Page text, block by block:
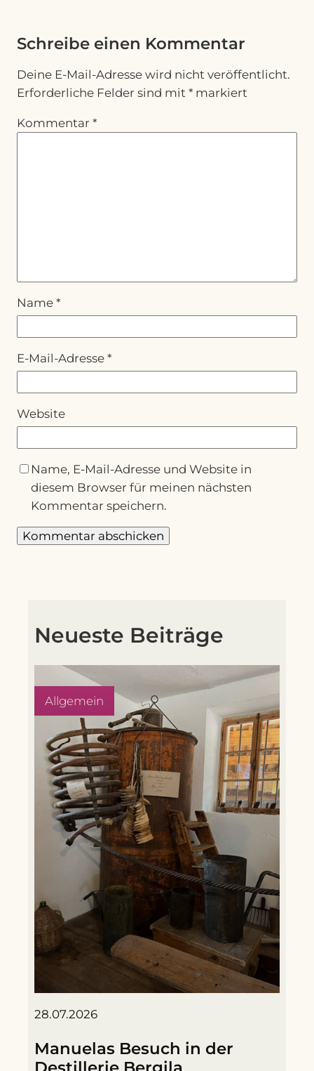
Schreibe einen Kommentar
Deine E-Mail-Adresse wird nicht veröffentlicht.
Erforderliche Felder sind mit * markiert
Kommentar *
Name *
E-Mail-Adresse *
Website
Name, E-Mail-Adresse und Website in
diesem Browser für meinen nächsten
Kommentar speichern.
Neueste Beiträge
28.07.2026
Manuelas Besuch in der
Allgemein